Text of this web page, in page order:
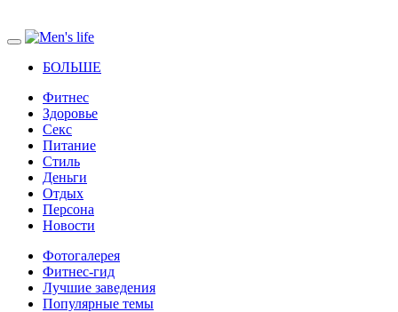
БОЛЬШЕ
Фитнес
Здоровье
Секс
Питание
Стиль
Деньги
Отдых
Персона
Новости
Фотогалерея
Фитнес-гид
Лучшие заведения
Популярные темы